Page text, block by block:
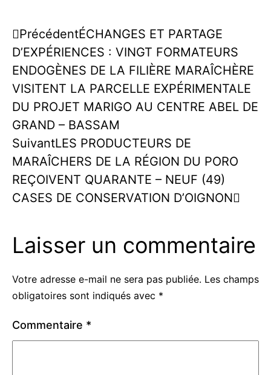
PrécédentÉCHANGES ET PARTAGE
D’EXPÉRIENCES : VINGT FORMATEURS
ENDOGÈNES DE LA FILIÈRE MARAÎCHÈRE
VISITENT LA PARCELLE EXPÉRIMENTALE
DU PROJET MARIGO AU CENTRE ABEL DE
GRAND – BASSAM
SuivantLES PRODUCTEURS DE
MARAÎCHERS DE LA RÉGION DU PORO
REÇOIVENT QUARANTE – NEUF (49)
CASES DE CONSERVATION D’OIGNON
Laisser un commentaire
Votre adresse e-mail ne sera pas publiée. Les champs
obligatoires sont indiqués avec *
Commentaire *